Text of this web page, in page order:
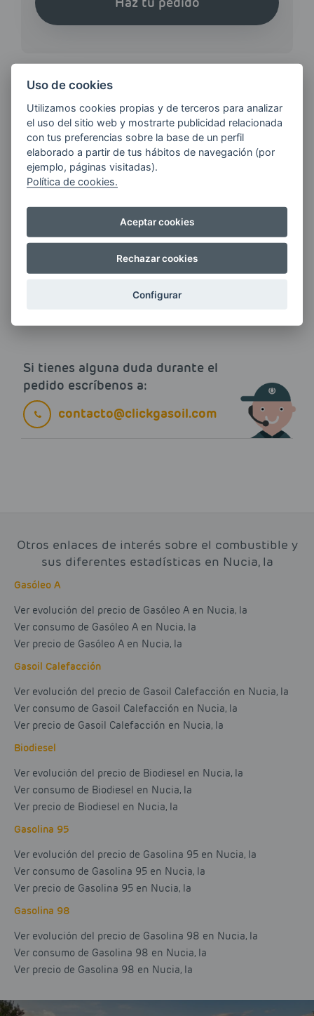
¿QUIERES ESTAR AL DÍA DE
LAS
ÚLTIMAS NOVEDADES?
Quiero recibir las últimas novedades de AVIA
ENERGIAS por cualquier medio, incluido
Más información
Si tienes alguna duda durante el
pedido escríbenos a:
contacto@clickgasoil.com
Otros enlaces de interés sobre el combustible y
sus diferentes estadísticas en Nucia, la
Gasóleo A
Ver evolución del precio de Gasóleo A en Nucia, la
Ver consumo de Gasóleo A en Nucia, la
Ver precio de Gasóleo A en Nucia, la
Gasoil Calefacción
Ver evolución del precio de Gasoil Calefacción en Nucia, la
Ver consumo de Gasoil Calefacción en Nucia, la
Ver precio de Gasoil Calefacción en Nucia, la
Biodiesel
Ver evolución del precio de Biodiesel en Nucia, la
Ver consumo de Biodiesel en Nucia, la
Ver precio de Biodiesel en Nucia, la
Gasolina 95
Ver evolución del precio de Gasolina 95 en Nucia, la
Ver consumo de Gasolina 95 en Nucia, la
Ver precio de Gasolina 95 en Nucia, la
Gasolina 98
Ver evolución del precio de Gasolina 98 en Nucia, la
Ver consumo de Gasolina 98 en Nucia, la
Ver precio de Gasolina 98 en Nucia, la
Uso de cookies
Utilizamos cookies propias y de terceros para analizar
el uso del sitio web y mostrarte publicidad relacionada
con tus preferencias sobre la base de un perfil
elaborado a partir de tus hábitos de navegación (por
ejemplo, páginas visitadas).
Política de cookies.
Aceptar cookies
Rechazar cookies
Configurar